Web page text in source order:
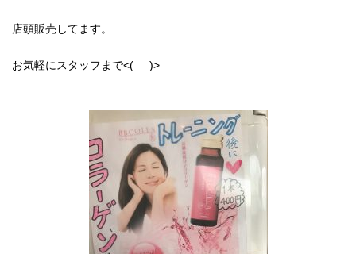
店頭販売してます。
お気軽にスタッフまで<(_ _)>